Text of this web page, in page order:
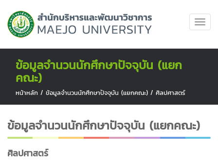
ข้อมูลจำนวนนักศึกษาปัจจุบัน (แยก
คณะ)
หน้าหลัก / ข้อมูลจำนวนนักศึกษาปัจจุบัน (แยกคณะ) / ศิลปศาสตร์
ข้อมูลจำนวนนักศึกษาปัจจุบัน (แยกคณะ)
ศิลปศาสตร์